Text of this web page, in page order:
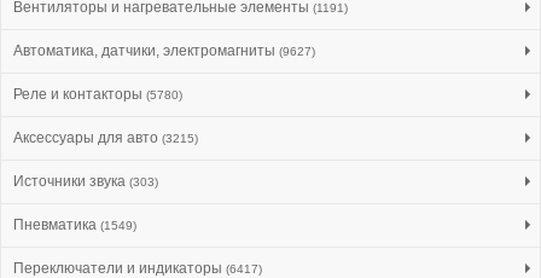
Вентиляторы и нагревательные элементы (1191)
Автоматика, датчики, электромагниты (9627)
Реле и контакторы (5780)
Аксессуары для авто (3215)
Источники звука (303)
Пневматика (1549)
Переключатели и индикаторы (6417)